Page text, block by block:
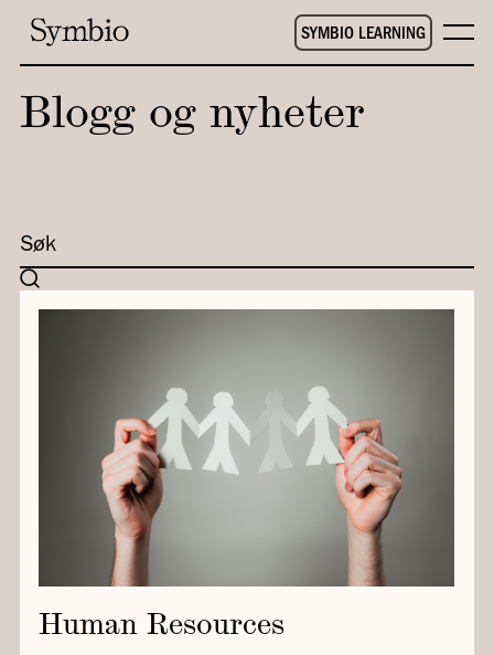
SYMBIO LEARNING
Blogg og nyheter
Human Resources